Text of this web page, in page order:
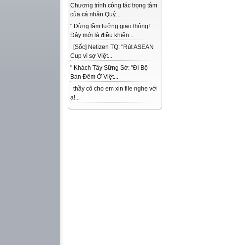
Chương trình công tác trọng tâm
của cá nhân Quý...
" Đừng lầm tưởng giao thông!
Đây mới là điều khiến...
[Sốc] Netizen TQ: "Rút ASEAN
Cup vì sợ Việt...
" Khách Tây Sững Sờ: "Đi Bộ
Ban Đêm Ở Việt...
thầy cô cho em xin file nghe với
ạ!...